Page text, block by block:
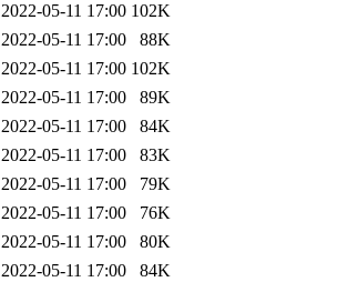
2022-05-11 17:00 102K
2022-05-11 17:00
88K
2022-05-11 17:00 102K
2022-05-11 17:00
89K
2022-05-11 17:00
84K
2022-05-11 17:00
83K
2022-05-11 17:00
79K
2022-05-11 17:00
76K
2022-05-11 17:00
80K
2022-05-11 17:00
84K